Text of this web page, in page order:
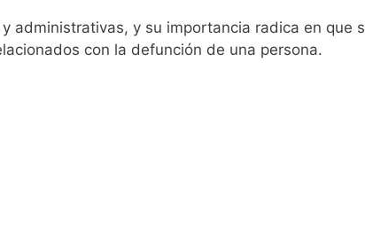
administrativas, y su importancia radica en que
con la defunción de una persona.